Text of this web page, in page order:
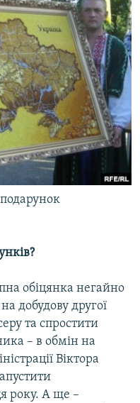
обіцянка негайно
добудову другої
та спростити
– в обмін на
Віктора
року. А ще –